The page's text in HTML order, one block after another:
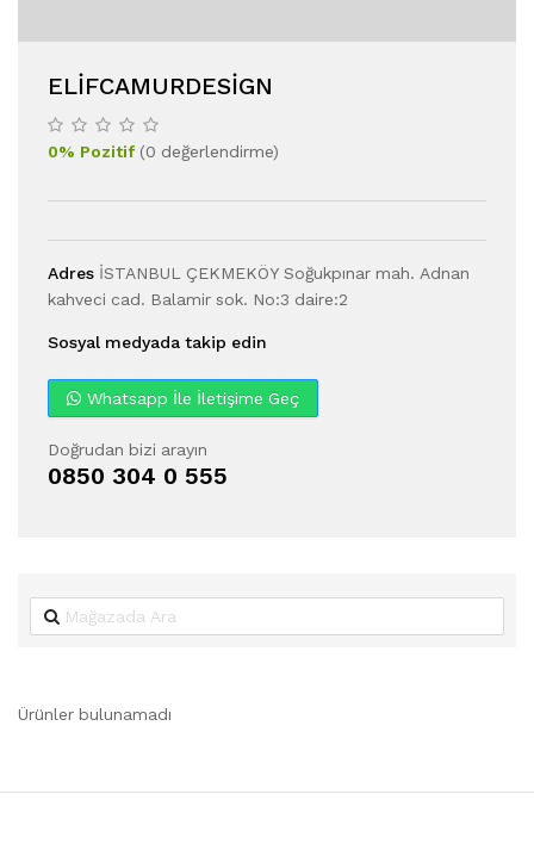
ELIFCAMURDESIGN
0% Pozitif(0 değerlendirme)
Adres İSTANBUL ÇEKMEKÖY Soğukpınar mah. Adnan
kahveci cad. Balamir sok. No:3 daire:2
Sosyal medyada takip edin
Whatsapp İle İletişime Geç
Doğrudan bizi arayın
0850 304 0 555
Ürünler bulunamadı